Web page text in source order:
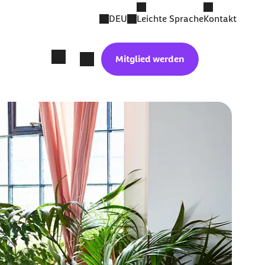
DEU Leichte SpracheKontakt
Mitglied werden